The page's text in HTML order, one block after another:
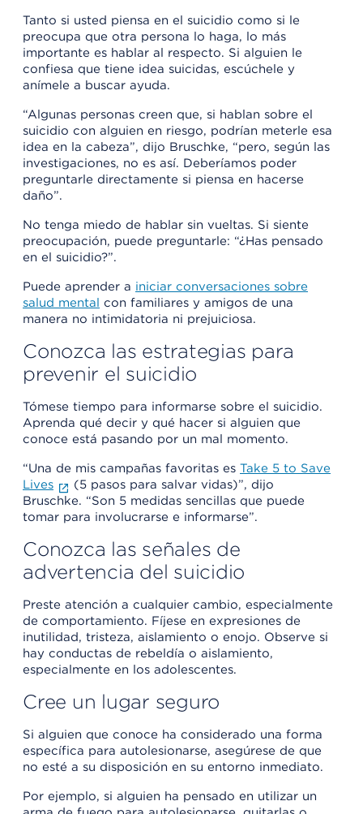
Tanto si usted piensa en el suicidio como si le
preocupa que otra persona lo haga, lo más
importante es hablar al respecto. Si alguien le
confiesa que tiene idea suicidas, escúchele y
anímele a buscar ayuda.
“Algunas personas creen que, si hablan sobre el
suicidio con alguien en riesgo, podrían meterle esa
idea en la cabeza”, dijo Bruschke, “pero, según las
investigaciones, no es así. Deberíamos poder
preguntarle directamente si piensa en hacerse
daño”.
No tenga miedo de hablar sin vueltas. Si siente
preocupación, puede preguntarle: “¿Has pensado
en el suicidio?”.
Puede aprender a iniciar conversaciones sobre
salud mental con familiares y amigos de una
manera no intimidatoria ni prejuiciosa.
Conozca las estrategias para
prevenir el suicidio
Tómese tiempo para informarse sobre el suicidio.
Aprenda qué decir y qué hacer si alguien que
conoce está pasando por un mal momento.
“Una de mis campañas favoritas es Take 5 to Save
Lives
(5 pasos para salvar vidas)”, dijo
Bruschke. “Son 5 medidas sencillas que puede
tomar para involucrarse e informarse”.
Conozca las señales de
advertencia del suicidio
Preste atención a cualquier cambio, especialmente
de comportamiento. Fíjese en expresiones de
inutilidad, tristeza, aislamiento o enojo. Observe si
hay conductas de rebeldía o aislamiento,
especialmente en los adolescentes.
Cree un lugar seguro
Si alguien que conoce ha considerado una forma
específica para autolesionarse, asegúrese de que
no esté a su disposición en su entorno inmediato.
Por ejemplo, si alguien ha pensado en utilizar un